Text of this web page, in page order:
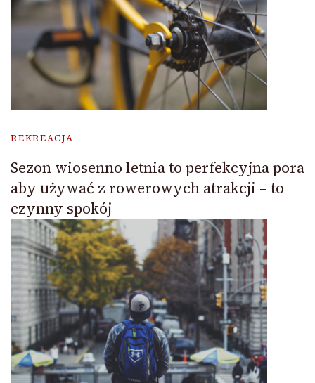
REKREACJA
Sezon wiosenno letnia to perfekcyjna pora
aby używać z rowerowych atrakcji – to
czynny spokój